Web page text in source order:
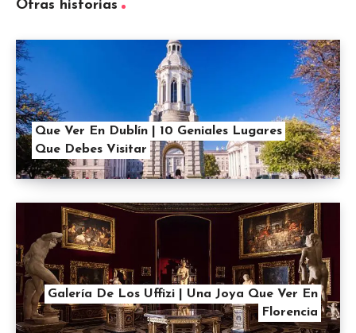
Otras historias
Que Ver En Dublín | 10 Geniales Lugares
Que Debes Visitar
Galería De Los Uffizi | Una Joya Que Ver En
Florencia